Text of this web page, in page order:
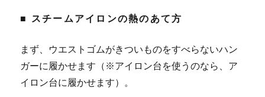
■ スチームアイロンの熱のあて方
まず、ウエストゴムがきついものをすべらないハン
ガーに履かせます（※アイロン台を使うのなら、ア
イロン台に履かせます）。